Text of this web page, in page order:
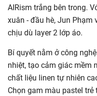
AIRism trắng bên trong.
xuân - đầu hè, Jun
chịu dù layer 2 lớp áo.
Bí quyết nằm ở công
nhiệt, tạo cảm giác mềm
chất liệu linen tự nhiên
Chọn gam màu pastel